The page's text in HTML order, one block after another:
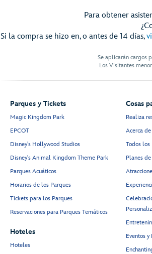
Para obtener
Si la compra se hizo en, o antes de 14 días,
Se aplicarán cargos
Los Visitantes
Parques y Tickets
Magic Kingdom Park
EPCOT
Disney’s Hollywood Studios
Disney's Animal Kingdom Theme Park
Parques Acuáticos
Horarios de los Parques
Tickets para los Parques
Reservaciones para Parques Temáticos
Hoteles
Hoteles
Cosas
Realiza
Acerca
Todos los
Planes
Eventos y